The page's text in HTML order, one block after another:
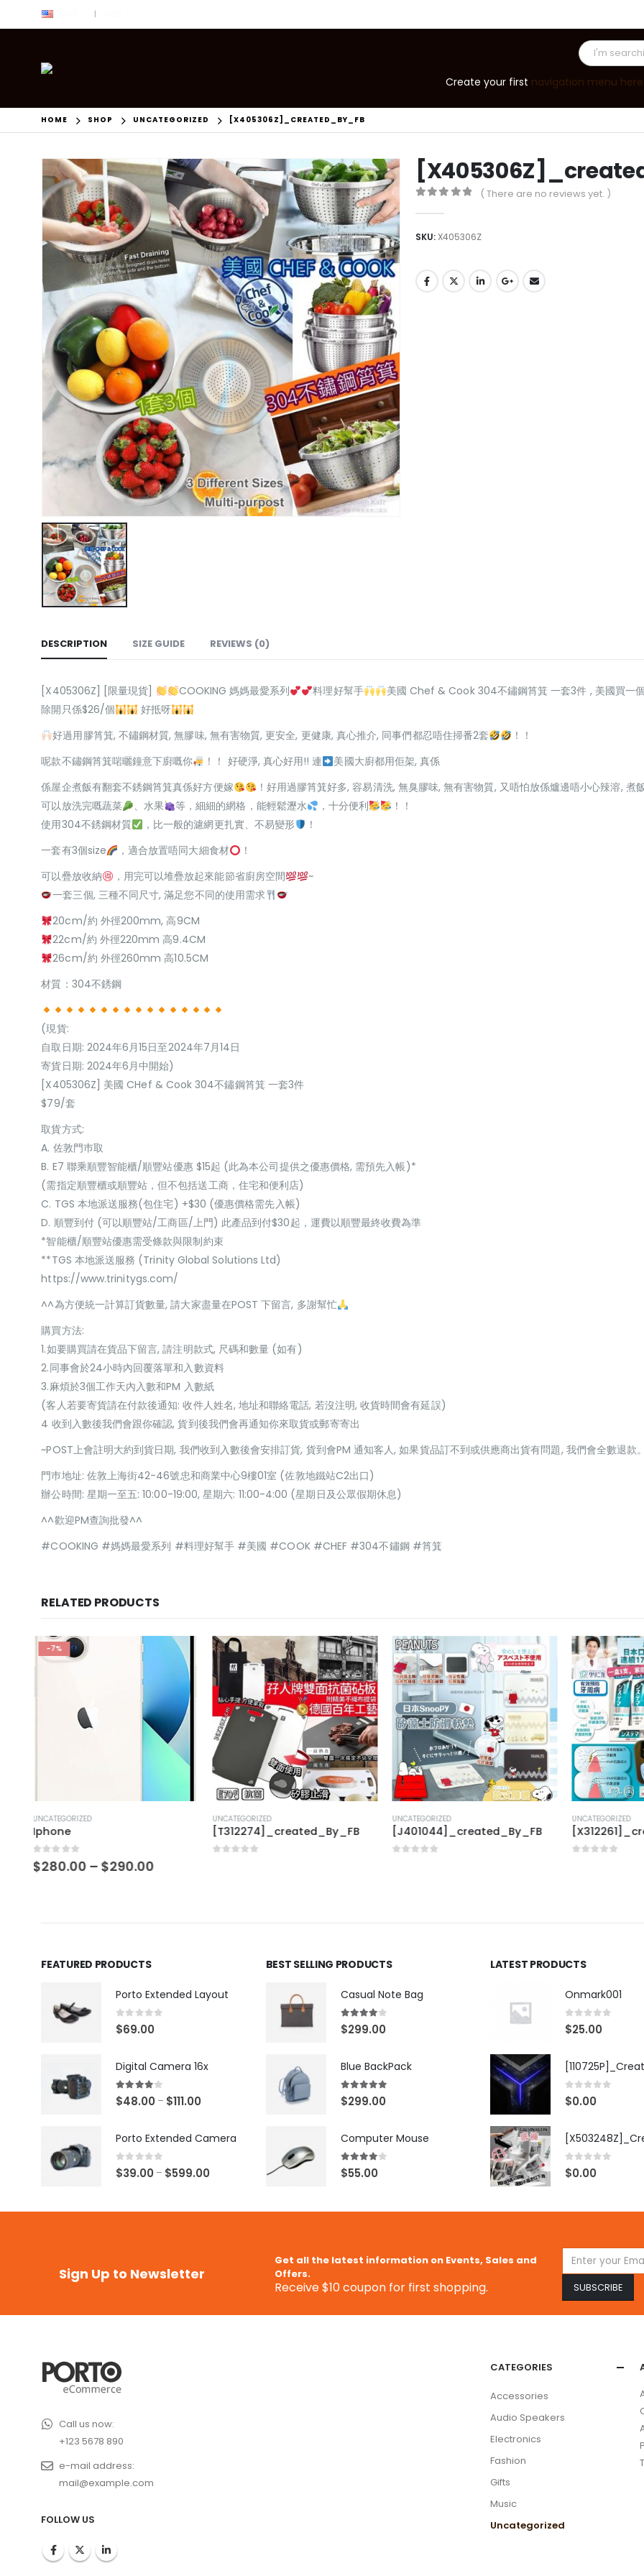
|
Create your first navigation menu here
HOME SHOP UNCATEGORIZED [X405306Z]_CREATED_BY_FB
( There are no reviews yet. )
SKU:X405306Z
DESCRIPTION SIZE GUIDE REVIEWS (0)
[X405306Z] [限量現貨] COOKING 媽媽最愛系列 料理好幫手
美國 Chef & Cook 304不鏽鋼筲箕 一套3件 , 美國買一
除開只係$26/個
好抵呀
好過用膠筲箕, 不鏽鋼材質, 無膠味, 無有害物質, 更安全, 更健康, 真心推介, 同事們都忍唔住掃番2套
！！
呢款不鏽鋼筲箕啱曬鐘意下廚嘅你
！！ 好硬淨, 真心好用!! 連
美國大廚都用佢架, 真係
係屋企煮飯有翻套不銹鋼筲箕真係好方便嫁
！好用過膠筲箕好多, 容易清洗, 無臭膠味, 無有害物質, 又唔怕放係爐邊唔小心辣溶, 煮
可以放洗完嘅蔬菜
、水果 等，細細的網格，能輕鬆瀝水 ，十分便利
！！
使用304不銹鋼材質
，比一般的濾網更扎實、不易變形
！
一套有3個size
，適合放置唔同大細食材
！
可以疊放收納
，用完可以堆疊放起來能節省廚房空間
~
一套三個, 三種不同尺寸, 滿足您不同的使用需求
20cm/約 外徑200mm, 高9CM
22cm/約 外徑220mm 高9.4CM
26cm/約 外徑260mm 高10.5CM
材質：304不銹鋼
(現貨:
自取日期: 2024年6月15日至2024年7月14日
寄貨日期: 2024年6月中開始)
[X405306Z] 美國 CHef & Cook 304不鏽鋼筲箕 一套3件
$79/套
取貨方式:
A. 佐敦門巿取
B. E7 聯乘順豐智能櫃/順豐站優惠 $15起 (此為本公司提供之優惠價格, 需預先入帳)*
(需指定順豐櫃或順豐站，但不包括送工商，住宅和便利店)
C. TGS 本地派送服務(包住宅) +$30 (優惠價格需先入帳)
D. 順豐到付 (可以順豐站/工商區/上門) 此產品到付$30起，運費以順豐最終收費為準
*智能櫃/順豐站優惠需受條款與限制約束
**TGS 本地派送服務 (Trinity Global Solutions Ltd)
https://www.trinitygs.com/
^^為方便統一計算訂貨數量, 請大家盡量在POST 下留言, 多謝幫忙
購買方法:
1.如要購買請在貨品下留言, 請注明款式, 尺碼和數量 (如有)
2.同事會於24小時內回覆落單和入數資料
3.麻煩於3個工作天內入數和PM 入數紙
(客人若要寄貨請在付款後通知: 收件人姓名, 地址和聯絡電話, 若沒注明, 收貨時間會有延誤)
4 收到入數後我們會跟你確認, 貨到後我們會再通知你來取貨或郵寄寄出
~POST上會註明大約到貨日期, 我們收到入數後會安排訂貨, 貨到會PM 通知客人, 如果貨品訂不到或供應商出貨有問題, 我們會全數退款
門巿地址: 佐敦上海街42-46號忠和商業中心9樓01室 (佐敦地鐵站C2出口)
辦公時間: 星期一至五: 10:00-19:00, 星期六: 11:00-4:00 (星期日及公眾假期休息)
^^歡迎PM查詢批發^^
#COOKING #媽媽最愛系列 #料理好幫手 #美國 #COOK #CHEF #304不鏽鋼 #筲箕
RELATED PRODUCTS
UNCATEGORIZED
[T312274]_created_By_FB
0 out of 5
UNCATEGORIZED
[J401044]_created_By_FB
UNCATEGORIZED
[X312261]_created_By_FB
UNCATEGORIZED
FEATURED PRODUCTS
Porto Extended Layout
0 out of 5
$69.00
Digital Camera 16x
4.00 out of 5
$48.00 – $111.00
Porto Extended Camera
0 out of 5
$39.00 – $599.00
BEST SELLING PRODUCTS
Casual Note Bag
4.00out of 5
$299.00
Blue BackPack
5.00out of 5
$299.00
Computer Mouse
4.00 out of 5
$55.00
LATEST PRODUCTS
Onmark001
0 out of 5
$25.00
0 out of 5
$0.00
0 out of 5
$0.00
Sign Up to Newsletter
Get all the latest information on Events, Sales and
Offers.
Receive $10 coupon for first shopping.
Call us now:
+123 5678 890
e-mail address:
mail@example.com
FOLLOW US
CATEGORIES
Accessories
Audio Speakers
Electronics
Fashion
Gifts
Music
Uncategorized